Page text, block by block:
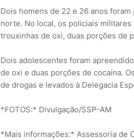
Dois homens de 22 e 26 anos
norte. No local, os policiais militares
trouxinhas de oxi, duas porções de
Dois adolescentes foram
de oxi e duas porções de cocaína.
de drogas e levados à Delegacia
*FOTOS:* Divulgação/SSP-AM
*Mais informações:* Assessoria de